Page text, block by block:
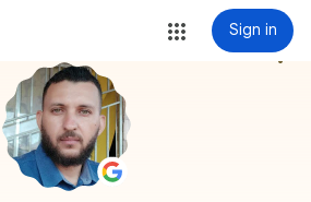
Sign in
more_vert